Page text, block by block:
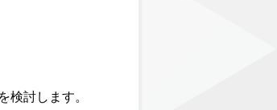
検討します。